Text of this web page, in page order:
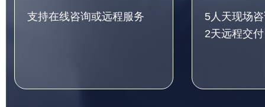
支持在线咨询或远程服务
5人天现场
2天远程交